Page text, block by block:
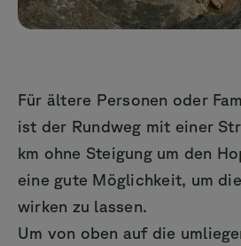
Für ältere Personen oder
ist der Rundweg mit einer
km ohne Steigung um den
eine gute Möglichkeit, um
wirken zu lassen.
Um von oben auf die